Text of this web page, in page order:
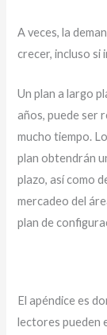
A veces, la
crecer, incluso si
Un plan a largo
años, puede ser
mucho tiempo.
plan obtendrán
plazo, así como
mercadeo del
plan de
El apéndice es
lectores pueden